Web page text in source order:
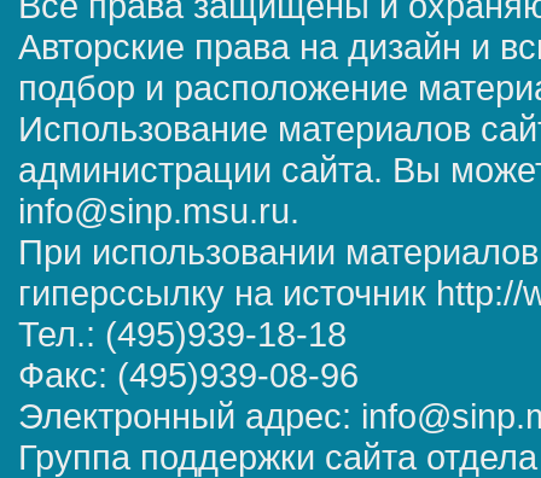
Авторские права на дизайн и
подбор и расположение
Использование материалов
администрации сайта. Вы
info@sinp.msu.ru.
При использовании
гиперссылку на источник
Тел.: (495)939-18-18
Факс: (495)939-08-96
Электронный адрес:
Группа поддержки сайта